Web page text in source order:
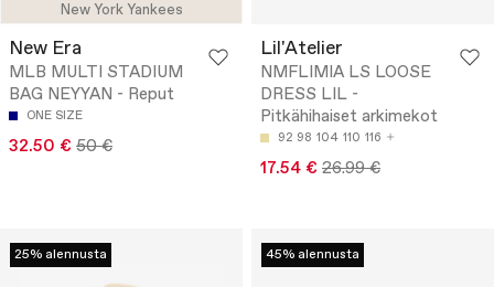
New York Yankees
New Era
MLB MULTI STADIUM
BAG NEYYAN - Reput
ONE SIZE
32.50 € 50 €
Lil'Atelier
NMFLIMIA LS LOOSE
DRESS LIL -
Pitkähihaiset arkimekot
92 98 104 110 116
17.54 € 26.99 €
25% alennusta 45% alennusta